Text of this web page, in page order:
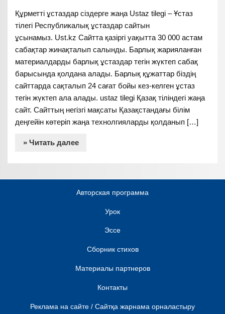
Құрметті ұстаздар сіздерге жаңа Ustaz tilegi – Ұстаз
тілегі Республикалық ұстаздар сайтын
ұсынамыз. Ust.kz Сайтта қазіргі уақытта 30 000 астам
сабақтар жинақталып салынды. Барлық жарияланған
материалдарды барлық ұстаздар тегін жүктеп сабақ
барысында қолдана алады. Барлық құжаттар біздің
сайттарда сақталып 24 сағат бойы кез-келген ұстаз
тегін жүктеп ала алады. ustaz tilegi Қазақ тіліндегі жаңа
сайт. Сайттың негізгі мақсаты Қазақстандағы білім
деңгейін көтеріп жаңа технолгияларды қолданып […]
» Читать далее
Авторская программа
Урок
Эссе
Сборник стихов
Материалы партнеров
Контакты
Реклама на сайте / Сайтқа жарнама орналастыру